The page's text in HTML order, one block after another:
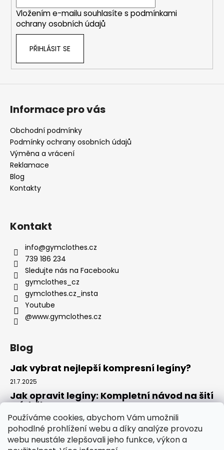
Používáme cookies, abychom Vám umožnili
pohodlné prohlížení webu a díky analýze provozu
webu neustále zlepšovali jeho funkce, výkon a
Vložením e-mailu souhlasíte s podmínkami
ochrany osobních údajů
PŘIHLÁSIT SE
Informace pro vás
Obchodní podmínky
Podmínky ochrany osobních údajů
Výměna a vrácení
Reklamace
Blog
Kontakty
Kontakt
info@gymclothes.cz
739 186 234
Sledujte nás na Facebooku
gymclothes_cz
gymclothes.cz_insta
Youtube
@www.gymclothes.cz
Blog
Jak vybrat nejlepší kompresní legíny?
21.7.2025
Jak opravit legíny: Kompletní návod na šití
a údržbu
14.7.2025
Kde koupit legíny: Komplexní návod pro
rok 2025